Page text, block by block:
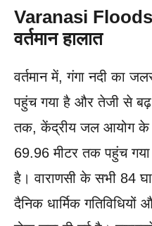
Varanasi Floods:
वर्तमान हालात
वर्तमान में, गंगा नदी का
पहुंच गया है और तेजी से
तक, केंद्रीय जल आयोग के
69.96 मीटर तक पहुंच
है। वाराणसी के सभी 84
दैनिक धार्मिक